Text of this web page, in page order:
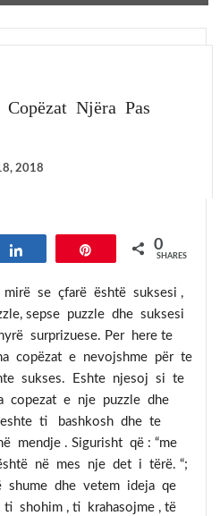
Njëra Pas
2018
0
SHARES
se çfarë është suksesi ,
sepse puzzle dhe suksesi
surprizuese. Per here te
copëzat e nevojshme për te
sukses. Eshte njesoj si te
copezat e nje puzzle dhe
ti bashkosh dhe te
mendje . Sigurisht që : “me
në mes nje det i tërë. “;
shume dhe vetem ideja qe
shohim , ti krahasojme , të